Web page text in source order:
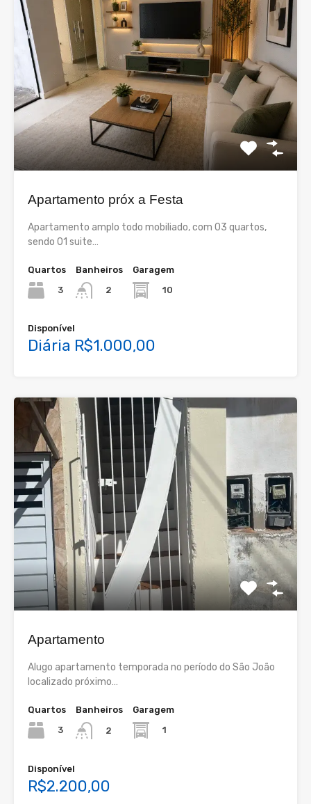
Apartamento próx a Festa
Apartamento amplo todo mobiliado, com 03 quartos,
sendo 01 suite…
Quartos
3
Banheiros
2
Garagem
10
Disponível
Diária R$1.000,00
Apartamento
Alugo apartamento temporada no período do São João
localizado próximo…
Quartos
3
Banheiros
2
Garagem
1
Disponível
R$2.200,00